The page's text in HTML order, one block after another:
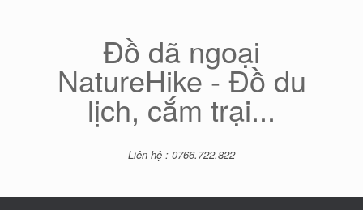
Đồ dã ngoại
NatureHike - Đồ du
lịch, cắm trại...
Liên hệ : 0766.722.822